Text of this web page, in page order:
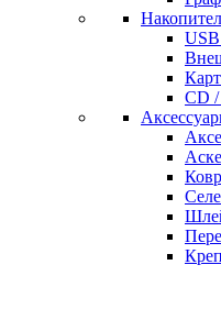
CD